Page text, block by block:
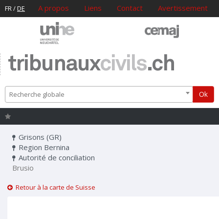
FR/DE A propos Liens Contact Avertissement
tribunauxcivils.ch
Recherche globale Ok
Grisons (GR)
Region Bernina
Autorité de conciliation
Brusio
Retour à la carte de Suisse